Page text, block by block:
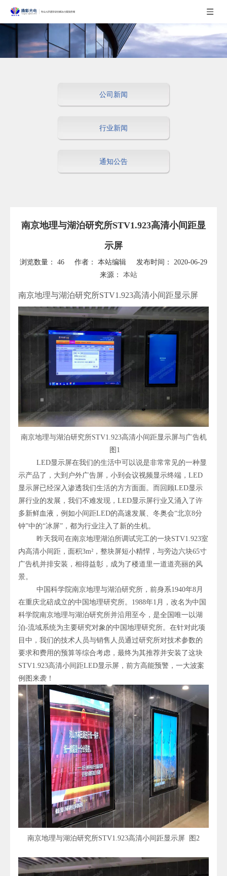
公司新闻
行业新闻
通知公告
南京地理与湖泊研究所STV1.923高清小间距显
示屏
浏览数量： 46 作者： 本站编辑 发布时间： 2020-06-29
来源： 本站
["wechat","weibo","qzone","douban","email"]
南京地理与湖泊研究所STV1.923高清小间距显示屏
南京地理与湖泊研究所STV1.923高清小间距显示屏与广告机
图1
LED显示屏在我们的生活中可以说是非常常见的一种显
示产品了，大到户外广告屏，小到会议视频显示终端，LED
显示屏已经深入渗透我们生活的方方面面。而回顾LED显示
屏行业的发展，我们不难发现，LED显示屏行业又涌入了许
多新鲜血液，例如小间距LED的高速发展、冬奥会“北京8分
钟”中的“冰屏”，都为行业注入了新的生机。
昨天我司在南京地理湖泊所调试完工的一块STV1.923室
内高清小间距，面积3m²，整块屏短小精悍，与旁边六块65寸
广告机并排安装，相得益彰，成为了楼道里一道道亮丽的风
景。
中国科学院南京地理与湖泊研究所，前身系1940年8月
在重庆北碚成立的中国地理研究所。1988年1月，改名为中国
科学院南京地理与湖泊研究所并沿用至今，是全国唯一以湖
泊-流域系统为主要研究对象的中国地理研究所。在针对此项
目中，我们的技术人员与销售人员通过研究所对技术参数的
要求和费用的预算等综合考虑，最终为其推荐并安装了这块
STV1.923高清小间距LED显示屏，前方高能预警，一大波案
例图来袭！
南京地理与湖泊研究所STV1.923高清小间距显示屏 图2